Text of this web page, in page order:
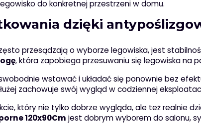
do konkretnej przestrzeni w domu.
dzięki
przesądzają o wyborze legowiska, jest
, która zapobiega przesuwaniu się legowiska na
wstawać i układać się ponownie bez
zachowuje swój wygląd w codziennej
który nie tylko dobrze wygląda, ale też realnie
120x90Cm jest dobrym wyborem do salonu,